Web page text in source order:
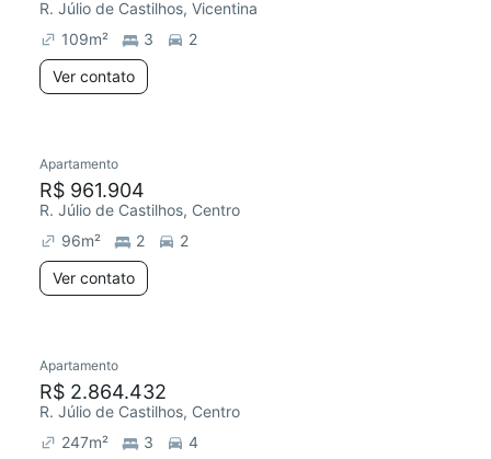
R. Júlio de Castilhos, Vicentina
109m² 3
2
Ver contato
Apartamento
R$ 961.904
R. Júlio de Castilhos, Centro
96m² 2
2
Ver contato
Apartamento
R$ 2.864.432
R. Júlio de Castilhos, Centro
247m² 3
4